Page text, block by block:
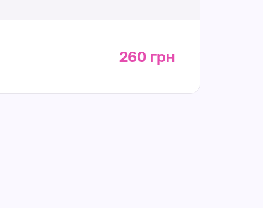
260 грн